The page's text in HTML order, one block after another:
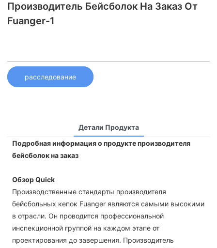
Производитель Бейсболок На Заказ От
Fuanger-1
расследование
Детали Продукта
Подробная информация о продукте производителя
бейсболок на заказ
Обзор Quick
Производственные стандарты производителя
бейсбольных кепок Fuanger являются самыми высокими
в отрасли. Он проводится профессиональной
инспекционной группой на каждом этапе от
проектирования до завершения. Производитель